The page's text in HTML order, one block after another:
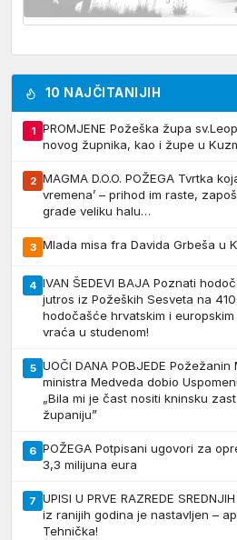
10 NAJČITANIJIH
1
PROMJENE Požeška župa
novog župnika, kao i župe u
2 MAGMA D.O.O. POŽEGA Tvrtka
vremena’ – prihod im raste,
grade veliku halu…
3 Mlada misa fra Davida Grbeša u
4 IVAN ŠEDEVI BAJA Poznati
jutros iz Požeških Sesveta na
hodočašće hrvatskim i
vraća u studenom!
5 UOČI DANA POBJEDE
ministra Medveda dobio
„Bila mi je čast nositi kninsku
županiju”
6 POŽEGA Potpisani ugovori za
3,3 milijuna eura
7 UPISI U PRVE RAZREDE
iz ranijih godina je nastavljen –
Tehnička!